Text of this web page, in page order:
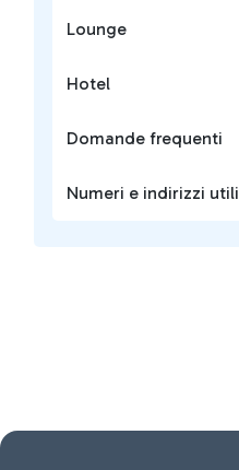
Lounge
Hotel
Domande frequenti
Numeri e indirizzi utili